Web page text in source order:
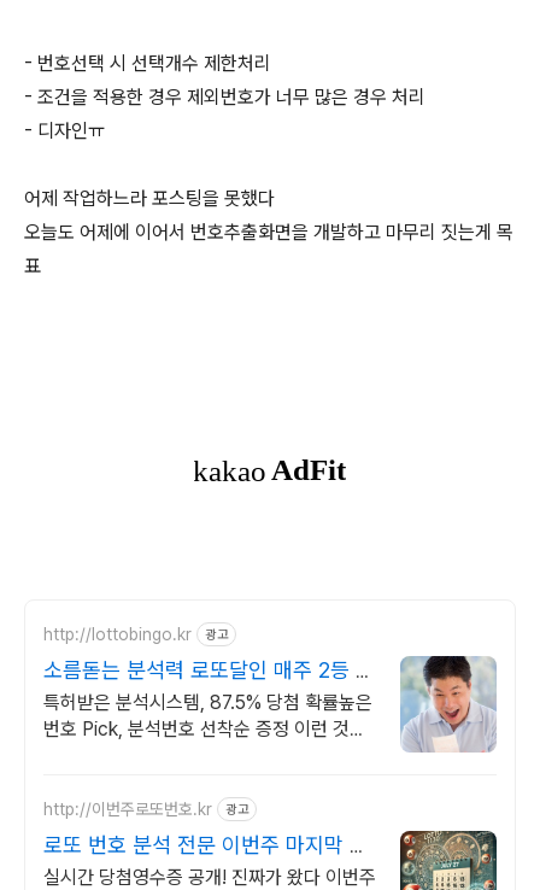
- 번호선택 시 선택개수 제한처리
- 조건을 적용한 경우 제외번호가 너무 많은 경우 처리
- 디자인ㅠ
어제 작업하느라 포스팅을 못했다
오늘도 어제에 이어서 번호추출화면을 개발하고 마무리 짓는게 목
표
http://lottobingo.kr 광고
소름돋는 분석력 로또달인 매주 2등 이
상 당첨자 속출
특허받은 분석시스템, 87.5% 당첨 확률높은
번호 Pick, 분석번호 선착순 증정 이런 것이
http://이번주로또번호.kr 광고
로또 번호 분석 전문 이번주 마지막 기
회!
실시간 당첨영수증 공개! 진짜가 왔다 이번주